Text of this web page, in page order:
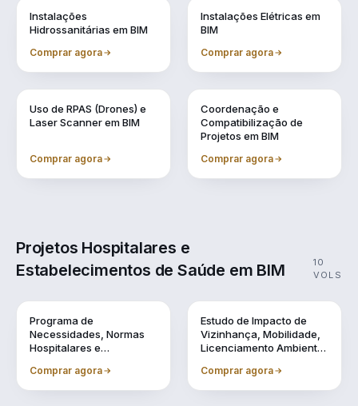
Instalações
Hidrossanitárias em BIM
Comprar agora
Instalações Elétricas em
BIM
Comprar agora
Uso de RPAS (Drones) e
Laser Scanner em BIM
Comprar agora
Coordenação e
Compatibilização de
Projetos em BIM
Comprar agora
Projetos Hospitalares e
Estabelecimentos de Saúde em BIM
10
VOLS
Programa de
Necessidades, Normas
Hospitalares e
Equipamentos Médicos
Comprar agora
Estudo de Impacto de
Vizinhança, Mobilidade,
Licenciamento Ambiental
Comprar agora